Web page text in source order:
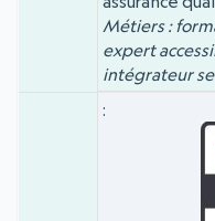
Métiers :
expert
intégrateur